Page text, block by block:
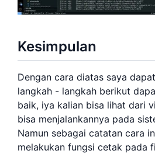
Kesimpulan
Dengan cara diatas saya
langkah - langkah berikut
baik, iya kalian bisa lihat dari
bisa menjalankannya pada
Namun sebagai catatan cara
melakukan fungsi cetak pada